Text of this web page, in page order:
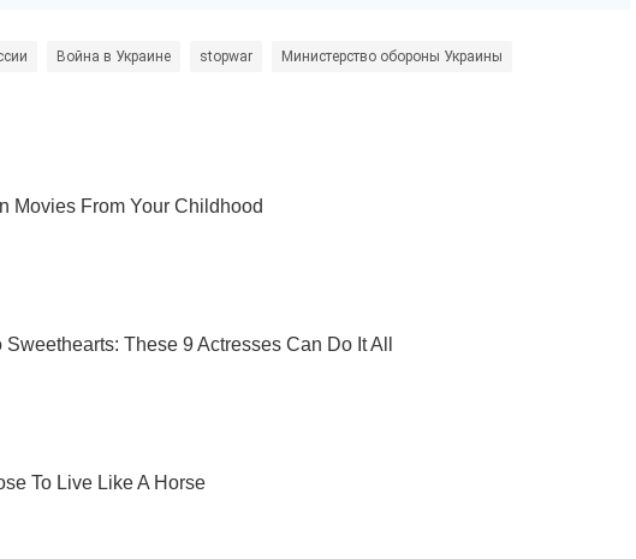
Война в Украине stopwar Министерство обороны Украины